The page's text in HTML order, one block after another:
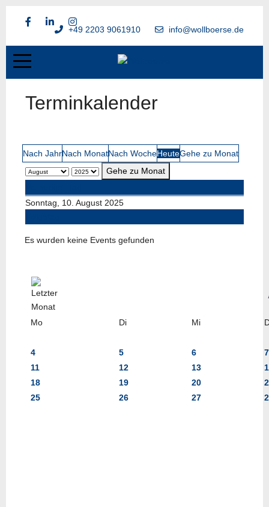
+49 2203 9061910 info@wollboerse.de
Terminkalender
Nach JahrNach MonatNach WocheHeuteGehe zu Monat
Gehe zu Monat
Sonntag, 10. August 2025
Es wurden keine Events gefunden
Mo Di Mi
4 5 6
7
11
12 13
18
19 20
25
26 27